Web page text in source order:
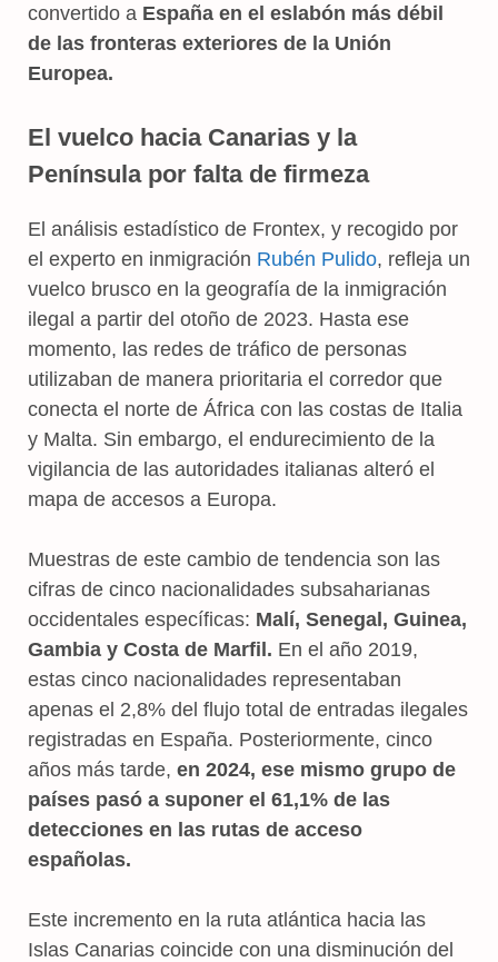
convertido a España en el eslabón más débil
de las fronteras exteriores de la Unión
Europea.
El vuelco hacia Canarias y la
Península por falta de firmeza
El análisis estadístico de Frontex, y recogido por
el experto en inmigración Rubén Pulido, refleja un
vuelco brusco en la geografía de la inmigración
ilegal a partir del otoño de 2023. Hasta ese
momento, las redes de tráfico de personas
utilizaban de manera prioritaria el corredor que
conecta el norte de África con las costas de Italia
y Malta. Sin embargo, el endurecimiento de la
vigilancia de las autoridades italianas alteró el
mapa de accesos a Europa.
Muestras de este cambio de tendencia son las
cifras de cinco nacionalidades subsaharianas
occidentales específicas: Malí, Senegal, Guinea,
Gambia y Costa de Marfil. En el año 2019,
estas cinco nacionalidades representaban
apenas el 2,8% del flujo total de entradas ilegales
registradas en España. Posteriormente, cinco
años más tarde, en 2024, ese mismo grupo de
países pasó a suponer el 61,1% de las
detecciones en las rutas de acceso
españolas.
Este incremento en la ruta atlántica hacia las
Islas Canarias coincide con una disminución del